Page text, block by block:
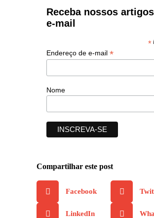
Receba nossos
e-mail
*
Endereço de e-mail *
Nome
Compartilhar este post
Facebook
LinkedIn